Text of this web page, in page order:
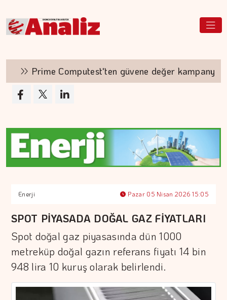
Prime Computest'ten güvene değer kampanya
Enerji Pazar 05 Nisan 2026 15:05
SPOT PİYASADA DOĞAL GAZ FİYATLARI
Spot doğal gaz piyasasında dün 1000
metreküp doğal gazın referans fiyatı 14 bin
948 lira 10 kuruş olarak belirlendi.